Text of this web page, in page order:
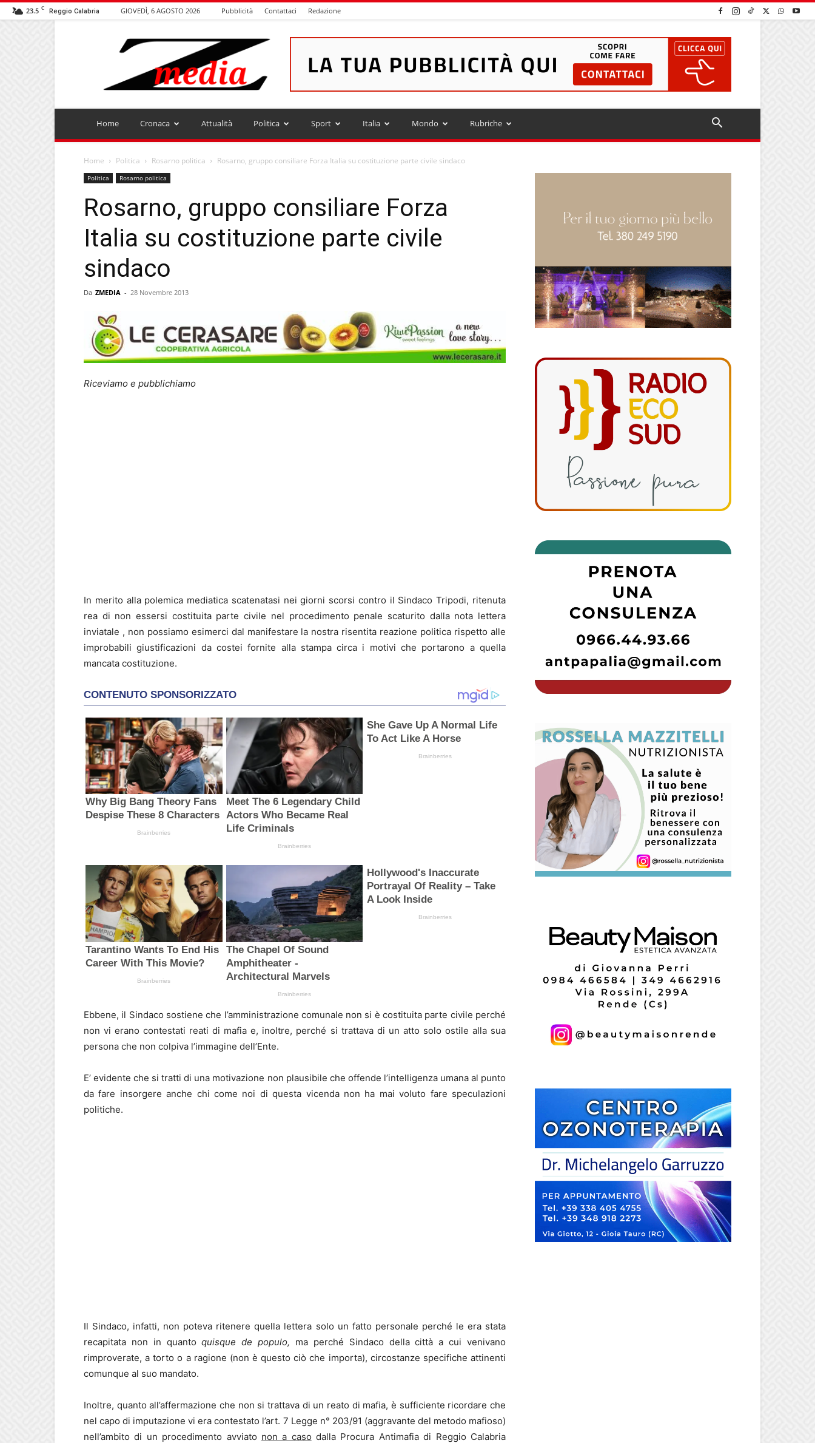
23.5 C Reggio Calabria GIOVEDÌ, 6 AGOSTO 2026 Pubblicità Contattaci Redazione
ZMEDIA
Home Cronaca Attualità Politica Sport Italia Mondo Rubriche
Home Politica Rosarno politica Rosarno, gruppo consiliare Forza Italia su costituzione parte civile sindaco
Politica Rosarno politica
Rosarno, gruppo consiliare Forza
Italia su costituzione parte civile
sindaco
Da ZMEDIA - 28 Novembre 2013
Riceviamo e pubblichiamo
In merito alla polemica mediatica scatenatasi nei giorni scorsi contro il Sindaco Tripodi, ritenuta
rea di non essersi costituita parte civile nel procedimento penale scaturito dalla nota lettera
inviatale , non possiamo esimerci dal manifestare la nostra risentita reazione politica rispetto alle
improbabili giustificazioni da costei fornite alla stampa circa i motivi che portarono a quella
mancata costituzione.
Ebbene, il Sindaco sostiene che l’amministrazione comunale non si è costituita parte civile perché
non vi erano contestati reati di mafia e, inoltre, perché si trattava di un atto solo ostile alla sua
persona che non colpiva l’immagine dell’Ente.
E’ evidente che si tratti di una motivazione non plausibile che offende l’intelligenza umana al punto
da fare insorgere anche chi come noi di questa vicenda non ha mai voluto fare speculazioni
politiche.
Il Sindaco, infatti, non poteva ritenere quella lettera solo un fatto personale perché le era stata
recapitata non in quantoquisque de populo, ma perché Sindaco della città a cui venivano
rimproverate, a torto o a ragione (non è questo ciò che importa), circostanze specifiche attinenti
comunque al suo mandato.
Inoltre, quanto all’affermazione che non si trattava di un reato di mafia, è sufficiente ricordare che
nel capo di imputazione vi era contestato l’art. 7 Legge n° 203/91 (aggravante del metodo mafioso)
nell’ambito di un procedimento avviato non a caso dalla Procura Antimafia di Reggio Calabria